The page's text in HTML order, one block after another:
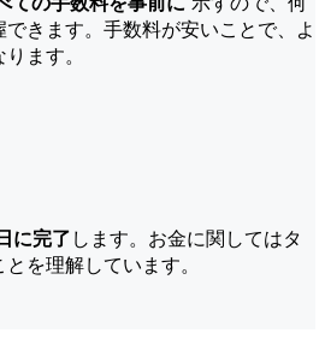
きます。手数料が安いことで、よ
ます。
に完了 します。お金に関してはタ
を理解しています。